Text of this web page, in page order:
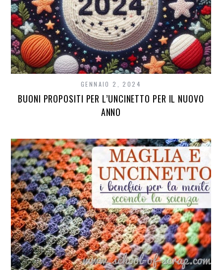
GENNAIO 2, 2024
BUONI PROPOSITI PER L’UNCINETTO PER IL NUOVO
ANNO